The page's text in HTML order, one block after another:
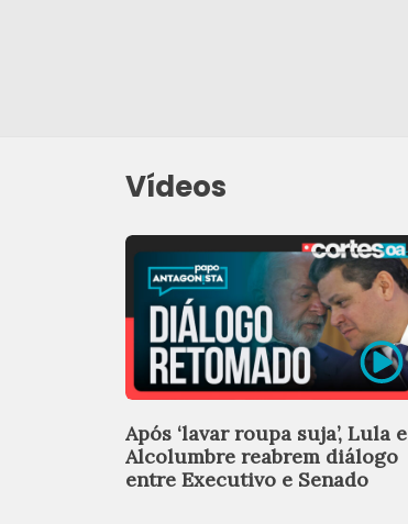
Vídeos
Após ‘lavar roupa suja’, Lula e
Alcolumbre reabrem diálogo
entre Executivo e Senado